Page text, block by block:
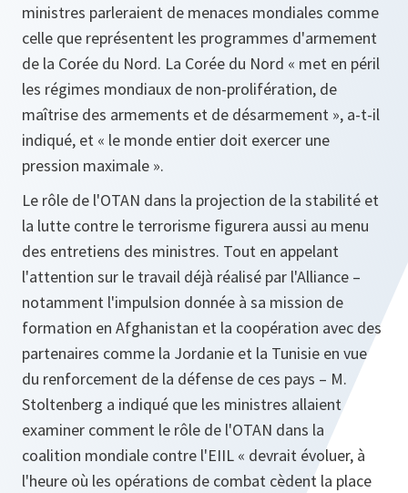
ministres parleraient de menaces mondiales comme
celle que représentent les programmes d'armement
de la Corée du Nord. La Corée du Nord « met en péril
les régimes mondiaux de non-prolifération, de
maîtrise des armements et de désarmement », a-t-il
indiqué, et « le monde entier doit exercer une
pression maximale ».
Le rôle de l'OTAN dans la projection de la stabilité et
la lutte contre le terrorisme figurera aussi au menu
des entretiens des ministres. Tout en appelant
l'attention sur le travail déjà réalisé par l'Alliance –
notamment l'impulsion donnée à sa mission de
formation en Afghanistan et la coopération avec des
partenaires comme la Jordanie et la Tunisie en vue
du renforcement de la défense de ces pays – M.
Stoltenberg a indiqué que les ministres allaient
examiner comment le rôle de l'OTAN dans la
coalition mondiale contre l'EIIL « devrait évoluer, à
l'heure où les opérations de combat cèdent la place